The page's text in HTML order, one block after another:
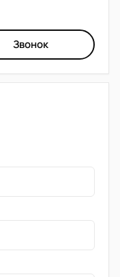
Звонок